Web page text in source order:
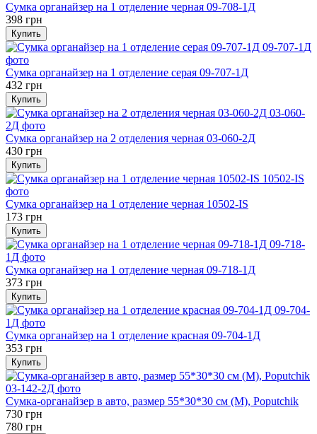
Сумка органайзер на 1 отделение черная 09-708-1Д
398 грн
Купить
Сумка органайзер на 1 отделение серая 09-707-1Д
432 грн
Купить
Сумка органайзер на 2 отделения черная 03-060-2Д
430 грн
Купить
Сумка органайзер на 1 отделение черная 10502-IS
173 грн
Купить
Сумка органайзер на 1 отделение черная 09-718-1Д
373 грн
Купить
Сумка органайзер на 1 отделение красная 09-704-1Д
353 грн
Купить
Сумка-органайзер в авто, размер 55*30*30 см (М), Poputchik
730 грн
780 грн